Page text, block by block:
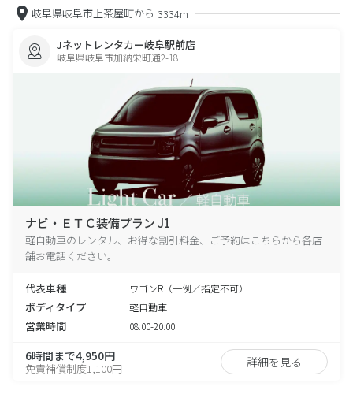
岐阜県岐阜市上茶屋町から 3334m
Jネットレンタカー岐阜駅前店
岐阜県岐阜市加納栄町通2-18
ナビ・ＥＴＣ装備プラン J1
軽自動車のレンタル、お得な割引料金、ご予約はこちらから各店
舗お電話ください。
代表車種 ワゴンR（一例／指定不可）
ボディタイプ 軽自動車
営業時間 08:00-20:00
6時間まで4,950円
免責補償制度1,100円 詳細を見る